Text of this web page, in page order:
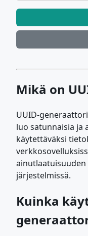
Mikä on
UUID-
luo satunnaisia ja
käytettäväksi
järjestelmissä.
Kuinka